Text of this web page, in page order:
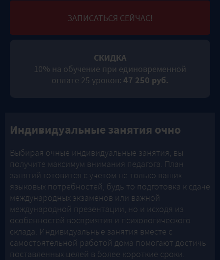
ЗАПИСАТЬСЯ СЕЙЧАС!
СКИДКА
10% на обучение при единовременной
оплате 25 уроков: 47 250 руб.
Индивидуальные занятия очно
Выбирая очные индивидуальные занятия, вы
получите максимум внимания педагога. План
занятий готовится с учетом не только ваших
языковых потребностей, будь то подготовка к сдаче
международных экзаменов или важной
международной презентации, но и исходя из
особенностей восприятия и психологического
склада. Индивидуальные занятия вместе с
самостоятельной работой дома помогают достичь
поставленных целей в более короткие сроки.